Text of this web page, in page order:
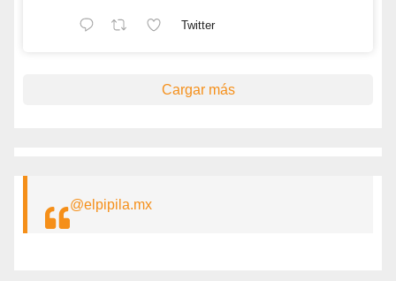
Twitter
Cargar más
@elpipila.mx